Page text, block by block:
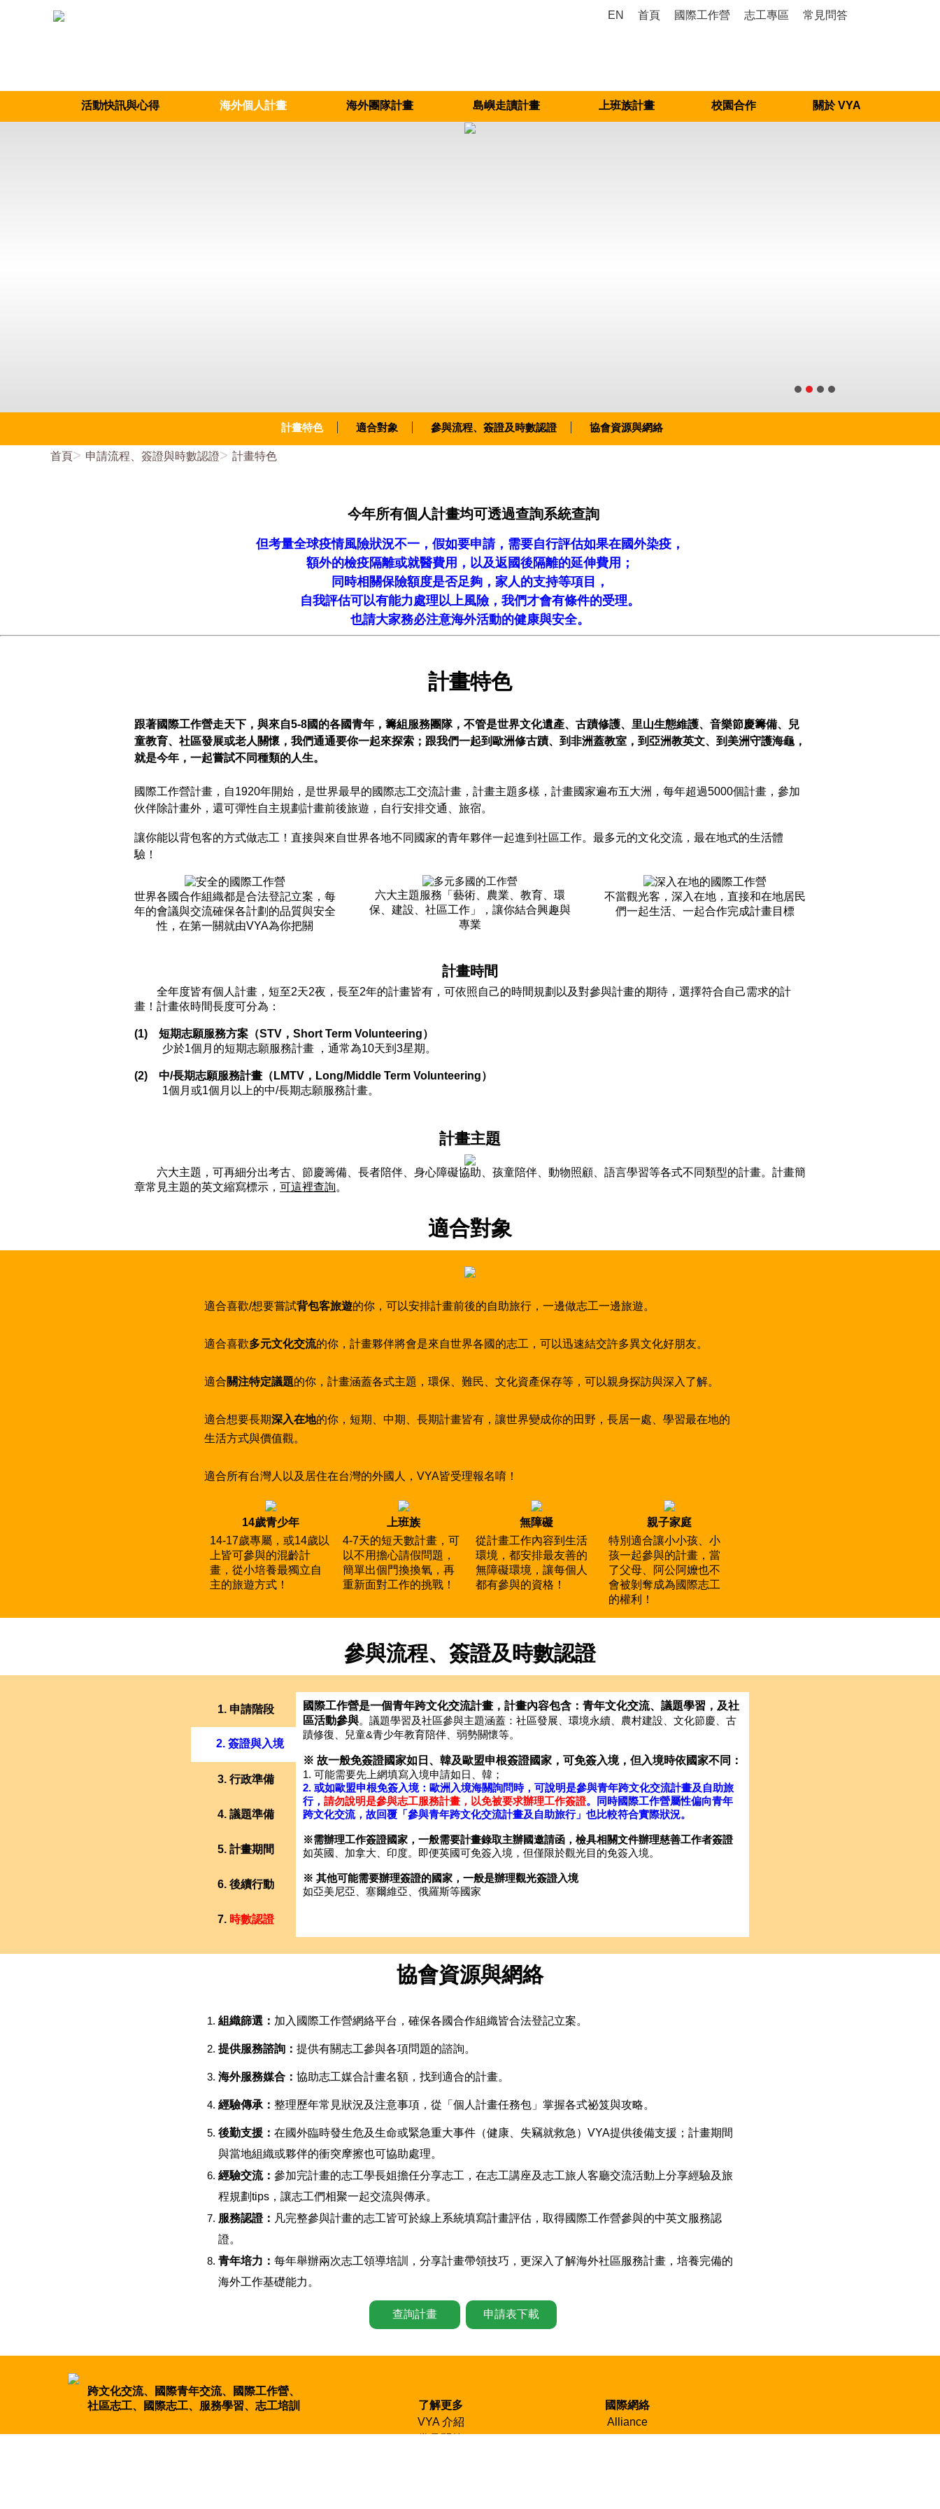
EN 首頁 國際工作營 志工專區 常見問答
活動快訊與心得 海外個人計畫 海外團隊計畫 島嶼走讀計畫 上班族計畫 校園合作 關於 VYA
首頁 申請流程、簽證與時數認證 計畫特色
計畫特色 適合對象 參與流程、簽證及時數認證 協會資源與網絡
今年所有個人計畫均可透過查詢系統查詢
但考量全球疫情風險狀況不一，假如要申請，需要自行評估如果在國外染疫，
額外的檢疫隔離或就醫費用，以及返國後隔離的延伸費用；
同時相關保險額度是否足夠，家人的支持等項目，
自我評估可以有能力處理以上風險，我們才會有條件的受理。
也請大家務必注意海外活動的健康與安全。
計畫特色
跟著國際工作營走天下，與來自5-8國的各國青年，籌組服務團隊，不管是世界文化遺產、古蹟修護、里山生態維護、音樂節慶籌備、兒
童教育、社區發展或老人關懷，我們通通要你一起來探索；跟我們一起到歐洲修古蹟、到非洲蓋教室，到亞洲教英文、到美洲守護海龜，
就是今年，一起嘗試不同種類的人生。
國際工作營計畫，自1920年開始，是世界最早的國際志工交流計畫，計畫主題多樣，計畫國家遍布五大洲，每年超過5000個計畫，參加
伙伴除計畫外，還可彈性自主規劃計畫前後旅遊，自行安排交通、旅宿。
讓你能以背包客的方式做志工！直接與來自世界各地不同國家的青年夥伴一起進到社區工作。最多元的文化交流，最在地式的生活體
驗！
世界各國合作組織都是合法登記立案， 每
年的會議與交流確保各計劃的品質與安全
性， 在第一關就由VYA為你把關
六大主題服務「藝術、農業、教育、環
保、建設、社區工作」，讓你結合興趣與
專業
不當觀光客，深入在地， 直接和在地居民
們一起生活、一起合作完成計畫目標
計畫時間
全年度皆有個人計畫，短至2天2夜，長至2年的計畫皆有，可依照自己的時間規劃以及對參與計畫的期待，選擇符合自己需求的計
畫！計畫依時間長度可分為：
(1) 短期志願服務方案（STV，Short Term Volunteering）
少於1個月的短期志願服務計畫 ，通常為10天到3星期。
(2) 中/長期志願服務計畫（LMTV，Long/Middle Term Volunteering）
1個月或1個月以上的中/長期志願服務計畫。
計畫主題
六大主題，可再細分出考古、節慶籌備、長者陪伴、身心障礙協助、孩童陪伴、動物照顧、語言學習等各式不同類型的計畫。計畫簡
章常見主題的英文縮寫標示， 可這裡查詢。
適合對象
適合喜歡/想要嘗試背包客旅遊的你，可以安排計畫前後的自助旅行，一邊做志工一邊旅遊。
適合喜歡多元文化交流的你，計畫夥伴將會是來自世界各國的志工，可以迅速結交許多異文化好朋友。
適合關注特定議題的你，計畫涵蓋各式主題，環保、難民、文化資產保存等，可以親身探訪與深入了解。
適合想要長期深入在地的你，短期、中期、長期計畫皆有，讓世界變成你的田野，長居一處、學習最在地的
生活方式與價值觀。
適合所有台灣人以及居住在台灣的外國人，VYA皆受理報名唷！
14歲青少年
14-17歲專屬，或14歲以
上皆可參與的混齡計
畫，從小培養最獨立自
主的旅遊方式！
上班族
4-7天的短天數計畫，可
以不用擔心請假問題，
簡單出個門換換氧，再
重新面對工作的挑戰！
無障礙
從計畫工作內容到生活
環境，都安排最友善的
無障礙環境，讓每個人
都有參與的資格！
親子家庭
特別適合讓小小孩、小
孩一起參與的計畫，當
了父母、阿公阿嬤也不
會被剝奪成為國際志工
的權利！
參與流程、簽證及時數認證
1. 申請階段
2. 簽證與入境
3. 行政準備
4. 議題準備
5. 計畫期間
6. 後續行動
7.時數認證
國際工作營是一個青年跨文化交流計畫， 計畫內容包含：青年文化交流、議題學習，及社
區活動參與。議題學習及社區參與主題涵蓋：社區發展、環境永續、農村建設、文化節慶、古
蹟修復、兒童&青少年教育陪伴、弱勢關懷等。
※ 故一般免簽證國家如日、韓及歐盟申根簽證國家，可免簽入境，但入境時依國家不同：
1. 可能需要先上網填寫入境申請如日、韓；
2. 或如歐盟申根免簽入境：歐洲入境海關詢問時，可說明是參與青年跨文化交流計畫及自助旅
行， 請勿說明是參與志工服務計畫，以免被要求辦理工作簽證。同時國際工作營屬性偏向青年
跨文化交流，故回覆「參與青年跨文化交流計畫及自助旅行」也比較符合實際狀況。
※需辦理工作簽證國家，一般需要計畫錄取主辦國邀請函，檢具相關文件辦理慈善工作者簽證
如英國、加拿大、印度。即便英國可免簽入境，但僅限於觀光目的免簽入境。
※ 其他可能需要辦理簽證的國家，一般是辦理觀光簽證入境
如亞美尼亞、塞爾維亞、俄羅斯等國家
協會資源與網絡
組織篩選： 加入國際工作營網絡平台，確保各國合作組織皆合法登記立案。
提供服務諮詢： 提供有關志工參與各項問題的諮詢。
海外服務媒合： 協助志工媒合計畫名額，找到適合的計畫。
經驗傳承： 整理歷年常見狀況及注意事項，從「 個人計畫任務包 」掌握各式祕笈與攻略。
後勤支援： 在國外臨時發生危及生命或緊急重大事件（健康、失竊就救急）VYA提供後備支援；計畫期間
與當地組織或夥伴的衝突摩擦也可協助處理。
經驗交流： 參加完計畫的志工學長姐擔任分享志工，在志工講座及志工旅人客廳交流活動上分享經驗及旅
程規劃tips，讓志工們相聚一起交流與傳承。
服務認證： 凡完整參與計畫的志工皆可於線上系統填寫計畫評估，取得國際工作營參與的中英文服務認
證。
青年培力： 每年舉辦兩次志工領導培訓，分享計畫帶領技巧，更深入了解海外社區服務計畫，培養完備的
海外工作基礎能力。
查詢計畫 申請表下載
跨文化交流、國際青年交流、國際工作營、
社區志工、國際志工、服務學習、志工培訓
了解更多
VYA 介紹
國際網絡
Alliance